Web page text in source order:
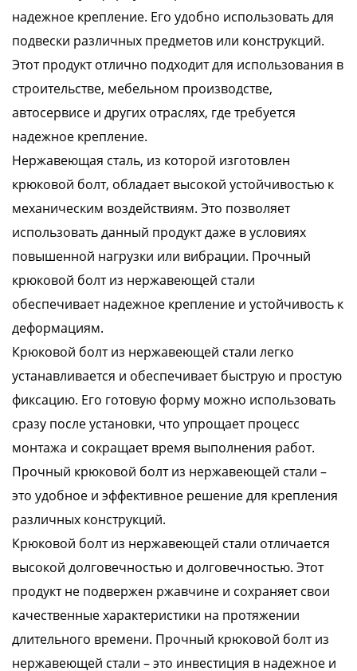
надежное крепление. Его удобно использовать для
подвески различных предметов или конструкций.
Этот продукт отлично подходит для использования в
строительстве, мебельном производстве,
автосервисе и других отраслях, где требуется
надежное крепление.
Нержавеющая сталь, из которой изготовлен
крюковой болт, обладает высокой устойчивостью к
механическим воздействиям. Это позволяет
использовать данный продукт даже в условиях
повышенной нагрузки или вибрации. Прочный
крюковой болт из нержавеющей стали
обеспечивает надежное крепление и устойчивость к
деформациям.
Крюковой болт из нержавеющей стали легко
устанавливается и обеспечивает быструю и простую
фиксацию. Его готовую форму можно использовать
сразу после установки, что упрощает процесс
монтажа и сокращает время выполнения работ.
Прочный крюковой болт из нержавеющей стали –
это удобное и эффективное решение для крепления
различных конструкций.
Крюковой болт из нержавеющей стали отличается
высокой долговечностью и долговечностью. Этот
продукт не подвержен ржавчине и сохраняет свои
качественные характеристики на протяжении
длительного времени. Прочный крюковой болт из
нержавеющей стали – это инвестиция в надежное и